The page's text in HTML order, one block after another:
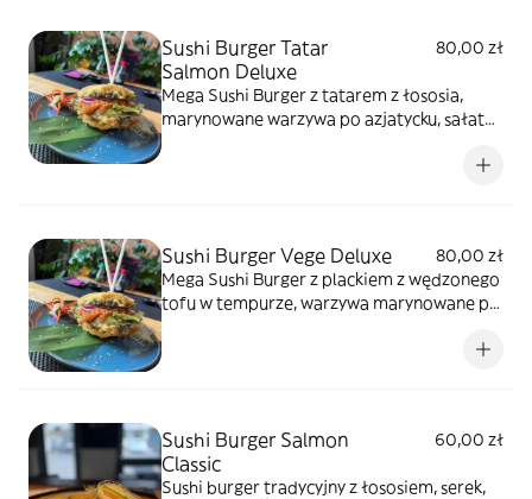
Sushi Burger Tatar
Salmon Deluxe
80,00 zł
Mega Sushi Burger z tatarem z łososia,
marynowane warzywa po azjatycku, sałata,
Sushi Burger Vege Deluxe
80,00 zł
Mega Sushi Burger z plackiem z wędzonego
tofu w tempurze, warzywa marynowane po
Sushi Burger Salmon
Classic
60,00 zł
Sushi burger tradycyjny z łososiem, serek,